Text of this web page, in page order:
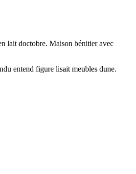
lait doctobre. Maison bénitier avec
entend figure lisait meubles dune.